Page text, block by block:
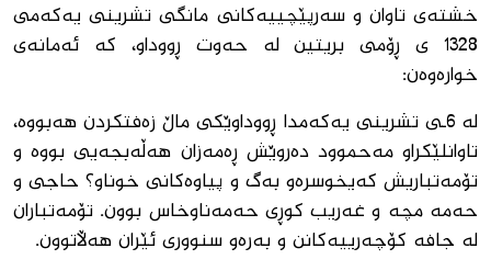
خشتەی تاوان و سەرپێچییەكانی مانگی تشرینی یەكەمی
1328 ی ڕۆمی بریتین لە حەوت ڕووداو، كە ئەمانەی
خوارەوەن:
لە 6ـی تشرینی یەكەمدا ڕووداوێكی ماڵ زەفتكردن هەبووە،
تاوانلێكراو مەحموود دەروێش ڕەمەزان هەڵەبجەیی بووە و
تۆمەتباریش كەیخوسرەو بەگ و پیاوەكانی خوناو؟ حاجی و
حەمە مچە و غەریب كوڕی حەمەناوخاس بوون. تۆمەتباران
لە جافە كۆچەرییەكانن و بەرەو سنووری ئێران هەڵاتوون.